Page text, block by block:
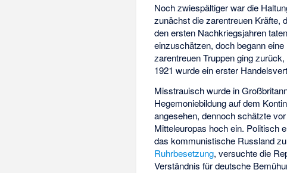
Noch zwiespältiger war die
zunächst die zarentreuen Kräfte,
den ersten Nachkriegsjahren
einzuschätzen, doch begann
zarentreuen Truppen ging
1921 wurde ein erster
Misstrauisch wurde in
Hegemoniebildung auf dem
angesehen, dennoch schätzte
Mitteleuropas hoch ein. Politisch
das kommunistische Russland
Ruhrbesetzung, versuchte die
Verständnis für deutsche